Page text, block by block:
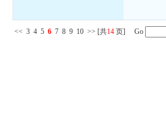
<< 3 4 5 6 7 8 9 10 >> [共14 页] Go